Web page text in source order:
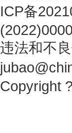
ICP备
违法和不
Copyright